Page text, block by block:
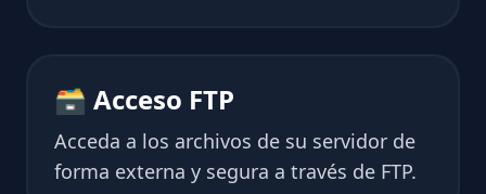
🗃 Acceso FTP
Acceda a los archivos de su servidor de
forma externa y segura a través de FTP.